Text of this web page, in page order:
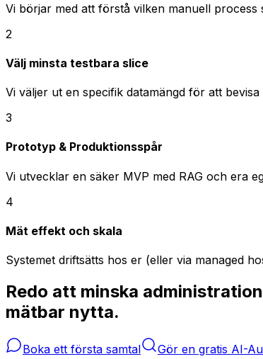
Vi börjar med att förstå vilken manuell process
2
Välj minsta testbara slice
Vi väljer ut en specifik datamängd för att
3
Prototyp & Produktionsspår
Vi utvecklar en säker MVP med RAG och era
4
Mät effekt och skala
Systemet driftsätts hos er (eller via managed
Redo att minska
mätbar nytta.
Boka ett första samtal
Gör en gratis AI-